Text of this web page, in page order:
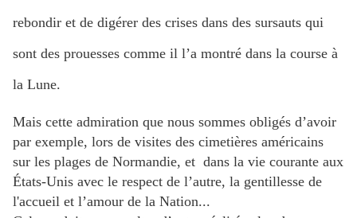
rebondir et de digérer des crises dans des sursauts qui
sont des prouesses comme il l’a montré dans la course à
la Lune.
Mais cette admiration que nous sommes obligés d’avoir
par exemple, lors de visites des cimetières américains
sur les plages de Normandie, et dans la vie courante aux
États-Unis avec le respect de l’autre, la gentillesse de
l'accueil et l’amour de la Nation...